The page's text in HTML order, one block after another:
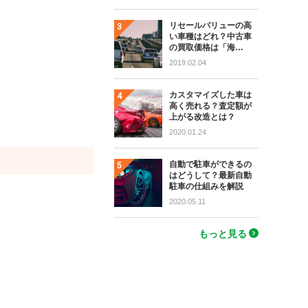
リセールバリューの高
い車種はどれ？中古車
の買取価格は「海…
2019.02.04
カスタマイズした車は
高く売れる？査定額が
上がる改造とは？
2020.01.24
自動で駐車ができるの
はどうして？最新自動
駐車の仕組みを解説
2020.05.11
もっと見る